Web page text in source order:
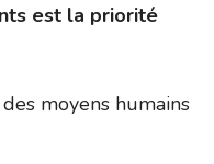
est la priorité
moyens humains